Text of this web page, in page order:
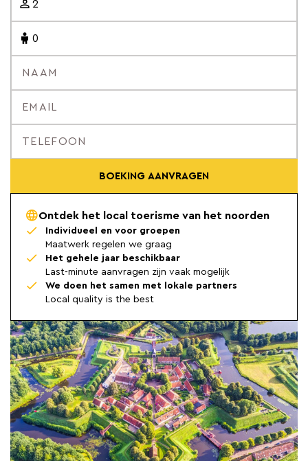
BOEKING AANVRAGEN
Ontdek het local toerisme van het noorden
Individueel en voor groepen
Maatwerk regelen we graag
Het gehele jaar beschikbaar
Last-minute aanvragen zijn vaak mogelijk
We doen het samen met lokale partners
Local quality is the best